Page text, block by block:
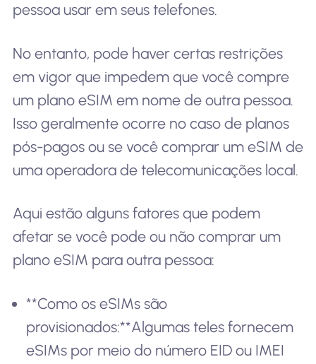
pessoa usar em seus telefones.
No entanto, pode haver certas restrições
em vigor que impedem que você compre
um plano eSIM em nome de outra pessoa.
Isso geralmente ocorre no caso de planos
pós-pagos ou se você comprar um eSIM de
uma operadora de telecomunicações local.
Aqui estão alguns fatores que podem
afetar se você pode ou não comprar um
plano eSIM para outra pessoa:
**Como os eSIMs são
provisionados:**Algumas teles fornecem
eSIMs por meio do número EID ou IMEI